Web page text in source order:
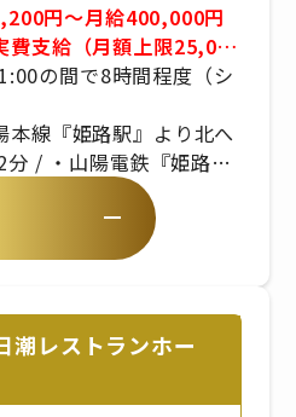
円〜月給400,000円
支給（月額上限25,000
手当、固定残業代手当
あり ※経験・年齢・能
相談 ※昇給あり
の間で8時間程度（シ
本線『姫路駅』より北へ
分 / ・山陽電鉄『姫路
北へ徒歩約12分
潮レストランホー